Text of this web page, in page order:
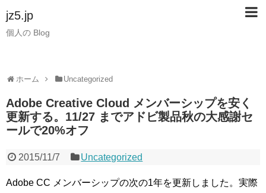
jz5.jp
個人の Blog
ホーム Uncategorized
Adobe Creative Cloud メンバーシップを安く
更新する。11/27 までアドビ製品秋の大感謝セ
ールで20%オフ
2015/11/7 Uncategorized
Adobe CC メンバーシップの次の1年を更新しました。実際